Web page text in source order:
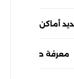
أماكن الإصابة
معرفة حجم التأثير